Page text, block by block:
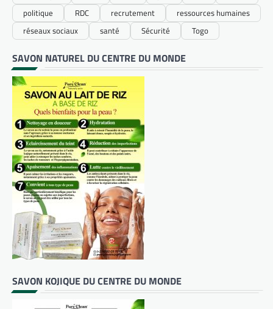
politique
RDC recrutement
ressources humaines
réseaux sociaux
santé Sécurité Togo
SAVON NATUREL DU CENTRE DU MONDE
SAVON KOJIQUE DU CENTRE DU MONDE